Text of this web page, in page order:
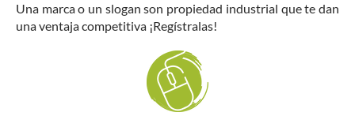
Una marca o un slogan son propiedad industrial que te dan
una ventaja competitiva ¡Regístralas!